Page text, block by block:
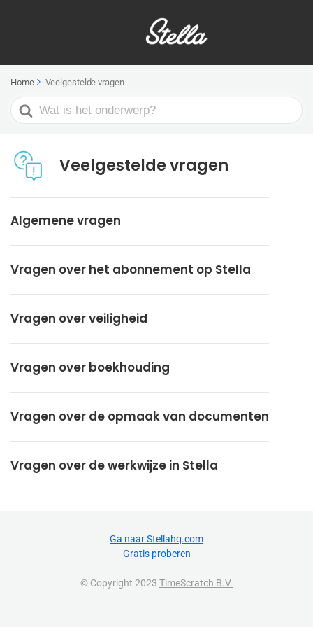
Home Veelgestelde vragen
Search
For
Veelgestelde vragen
Algemene vragen
Vragen over het abonnement op Stella
Vragen over veiligheid
Vragen over boekhouding
Vragen over de opmaak van documenten
Vragen over de werkwijze in Stella
Ga naar Stellahq.com
Gratis proberen
© Copyright 2023 TimeScratch B.V.